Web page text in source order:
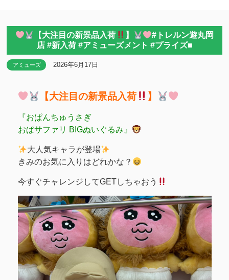
【大注目の新景品入荷 】
#トレルン遊丸岡
店 #新入荷 #アミューズメント #プライズ■
アミューズ 2026年6月17日
【大注目の新景品入荷 】
『おぱんちゅうさぎ
おぱサファリ BIGぬいぐるみ』
大人気キャラが登場
きみのお気に入りはどれかな？
今すぐチャレンジしてGETしちゃおう